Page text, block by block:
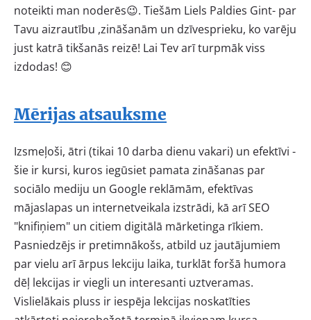
noteikti man noderēs😉. Tiešām Liels Paldies Gint- par
Tavu aizrautību ,zināšanām un dzīvesprieku, ko varēju
just katrā tikšanās reizē! Lai Tev arī turpmāk viss
izdodas! 😊
Mērijas atsauksme
Izsmeļoši, ātri (tikai 10 darba dienu vakari) un efektīvi -
šie ir kursi, kuros iegūsiet pamata zināšanas par
sociālo mediju un Google reklāmām, efektīvas
mājaslapas un internetveikala izstrādi, kā arī SEO
"knifiņiem" un citiem digitālā mārketinga rīkiem.
Pasniedzējs ir pretimnākošs, atbild uz jautājumiem
par vielu arī ārpus lekciju laika, turklāt foršā humora
dēļ lekcijas ir viegli un interesanti uztveramas.
Vislielākais pluss ir iespēja lekcijas noskatīties